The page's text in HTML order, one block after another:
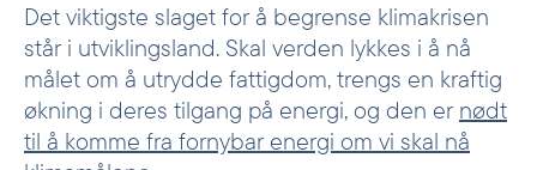
Det viktigste slaget for å begrense klimakrisen
står i utviklingsland. Skal verden lykkes i å nå
målet om å utrydde fattigdom, trengs en kraftig
økning i deres tilgang på energi, og den er nødt
til å komme fra fornybar energi om vi skal nå